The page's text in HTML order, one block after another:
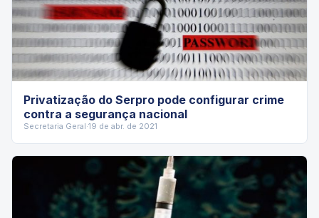
Privatização do Serpro pode configurar crime
contra a segurança nacional
Secretaria Geral·19 de abr. de 2021